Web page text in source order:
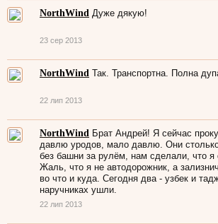
NorthWind Дуже дякую!
23 сер 2013
NorthWind Так. Транспортна. Полна
22 лип 2013
NorthWind Брат Андрей! Я сейчас
давлю уродов, мало давлю. Они
без башни за рулём, нам сделали, что
Жаль, что я не автодорожник, а
во что и куда. Сегодня два - узбек и
наручниках ушли.
22 лип 2013